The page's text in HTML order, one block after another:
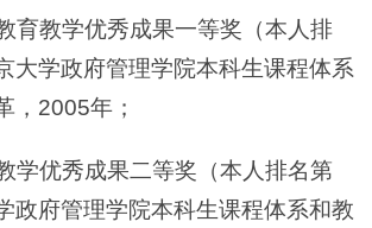
育教学优秀成果一等奖（本人排
大学政府管理学院本科生课程体系
，2005年；
学优秀成果二等奖（本人排名第
政府管理学院本科生课程体系和教